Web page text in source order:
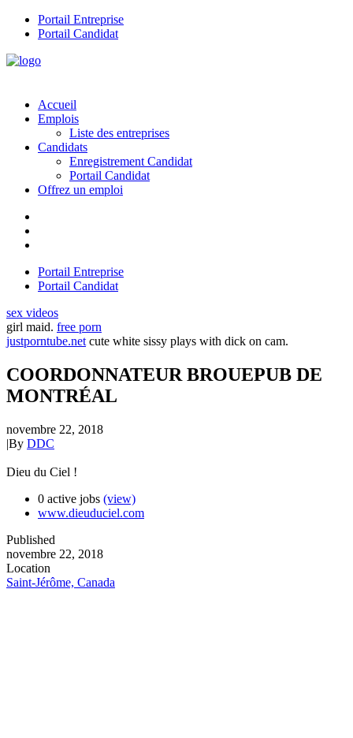
Portail Entreprise
Portail Candidat
Accueil
Emplois
Liste des entreprises
Candidats
Enregistrement Candidat
Portail Candidat
Offrez un emploi
Portail Entreprise
Portail Candidat
sex videos
girl maid. free porn
justporntube.net cute white sissy plays with dick on cam.
COORDONNATEUR BROUEPUB DE
MONTRÉAL
novembre 22, 2018
|By DDC
Dieu du Ciel !
0 active jobs (view)
www.dieuduciel.com
Published
novembre 22, 2018
Location
Saint-Jérôme, Canada